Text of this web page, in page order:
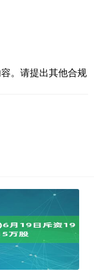
。请提出其他合规